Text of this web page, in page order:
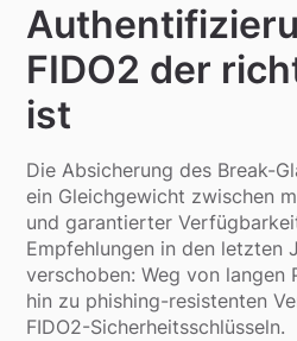
FIDO2 der
ist
Die Absicherung des Break-
ein Gleichgewicht zwischen
und garantierter
Empfehlungen in den letzten
verschoben: Weg von langen
hin zu phishing-resistenten
FIDO2-Sicherheitsschlüsseln.